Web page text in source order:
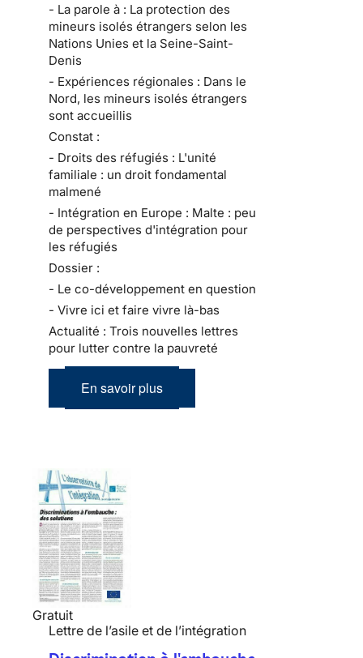
- La parole à : La protection des
mineurs isolés étrangers selon les
Nations Unies et la Seine-Saint-
Denis
- Expériences régionales : Dans le
Nord, les mineurs isolés étrangers
sont accueillis
Constat :
- Droits des réfugiés : L'unité
familiale : un droit fondamental
malmené
- Intégration en Europe : Malte : peu
de perspectives d'intégration pour
les réfugiés
Dossier :
- Le co-développement en question
- Vivre ici et faire vivre là-bas
Actualité : Trois nouvelles lettres
pour lutter contre la pauvreté
En savoir plus
Gratuit
Lettre de l’asile et de l’intégration